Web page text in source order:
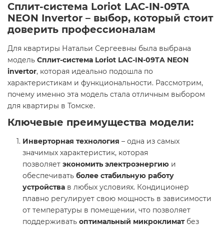
Сплит-система Loriot LAC-IN-09TA
NEON Invertor – выбор, который стоит
доверить профессионалам
Для квартиры Натальи Сергеевны была выбрана
модель Сплит-система Loriot LAC-IN-09TA NEON
invertor, которая идеально подошла по
характеристикам и функциональности. Рассмотрим,
почему именно эта модель стала отличным выбором
для квартиры в Томске.
Ключевые преимущества модели:
Инверторная технология – одна из самых
значимых характеристик, которая
позволяет экономить электроэнергию и
обеспечивать более стабильную работу
устройства в любых условиях. Кондиционер
плавно регулирует свою мощность в зависимости
от температуры в помещении, что позволяет
поддерживать оптимальный микроклиматбез